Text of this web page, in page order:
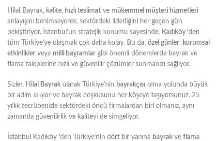
Hilal Bayrak, kalite, hızlı teslimat ve mükemmel müşteri hizmetleri
anlayışını benimseyerek, sektördeki liderliğini her geçen gün
pekiştiriyor. İstanbul’un stratejik konumu sayesinde, Kadıköy ‘den
tüm Türkiye’ye ulaşmak çok daha kolay. Bu da, özel günler, kurumsal
etkinlikler veya milli bayramlar gibi önemli dönemlerde bayrak ve
flama taleplerine hızlı ve güvenilir çözümler sunmanızı sağlıyor.
Sizler, Hilal Bayrak olarak Türkiye’nin bayrakçısı olma yolunda büyük
bir adım atıyor ve bayrak coşkusunu her köşeye taşıyorsunuz. 25
yıllık tecrübenizle sektördeki öncü firmalardan biri olmanız, aynı
zamanda güvenilirlik ve kaliteyi de simgeliyor.
İstanbul Kadıköy ‘den Türkiye’nin dört bir yanına bayrak ve flama